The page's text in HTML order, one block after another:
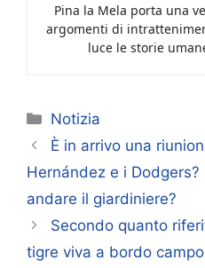
Pina la Mela porta una
argomenti di
luce le storie
Categorie
Notizia
È in arrivo una
Hernández e i
andare il giardiniere?
Secondo quanto
tigre viva a bordo